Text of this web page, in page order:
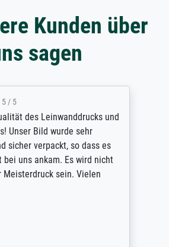
Kunden über
sagen
5 / 5
des Leinwanddrucks und
Unser Bild wurde sehr
sicher verpackt, so dass es
bei uns ankam. Es wird nicht
Meisterdruck sein. Vielen